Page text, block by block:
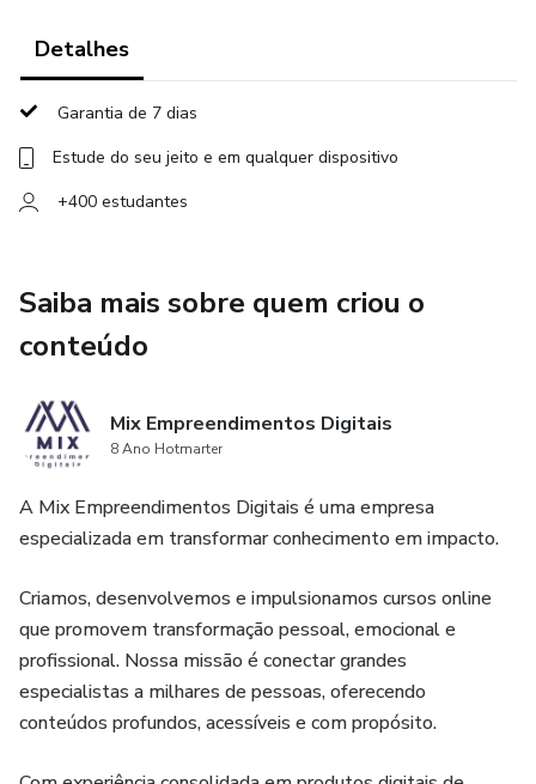
Detalhes
Garantia de 7 dias
Estude do seu jeito e em qualquer dispositivo
+400 estudantes
Saiba mais sobre quem criou o
conteúdo
Mix Empreendimentos Digitais
8 Ano Hotmarter
A Mix Empreendimentos Digitais é uma empresa
especializada em transformar conhecimento em impacto.
Criamos, desenvolvemos e impulsionamos cursos online
que promovem transformação pessoal, emocional e
profissional. Nossa missão é conectar grandes
especialistas a milhares de pessoas, oferecendo
conteúdos profundos, acessíveis e com propósito.